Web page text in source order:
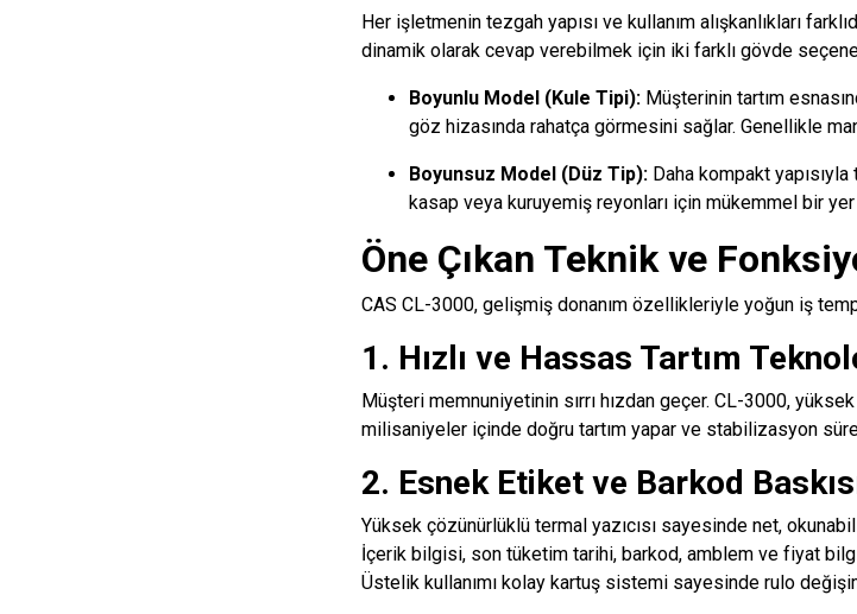
Her işletmenin tezgah yapısı ve kullanım alışkanlıkları
dinamik olarak cevap verebilmek için iki farklı gövde
Boyunlu Model (Kule Tipi):Müşterinin tartım
göz hizasında rahatça görmesini sağlar. Genellikle
Boyunsuz Model (Düz Tip):Daha kompakt yapısıyla
kasap veya kuruyemiş reyonları için mükemmel bir
Öne Çıkan Teknik ve
CAS CL-3000, gelişmiş donanım özellikleriyle yoğun iş
1. Hızlı ve Hassas Tartım
Müşteri memnuniyetinin sırrı hızdan geçer. CL-3000,
milisaniyeler içinde doğru tartım yapar ve stabilizasyon
2. Esnek Etiket ve Barkod
Yüksek çözünürlüklü termal yazıcısı sayesinde net,
İçerik bilgisi, son tüketim tarihi, barkod, amblem ve fiyat
Üstelik kullanımı kolay kartuş sistemi sayesinde rulo